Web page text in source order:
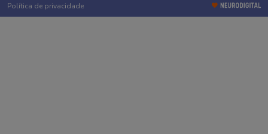
Política de privacidade